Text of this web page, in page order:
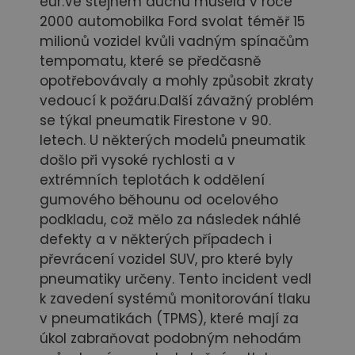
2000 automobilka Ford svolat téměř 15
milionů vozidel kvůli vadným spínačům
tempomatu, které se předčasně
opotřebovávaly a mohly způsobit zkraty
vedoucí k požáru.Další závažný problém
se týkal pneumatik Firestone v 90.
letech. U některých modelů pneumatik
došlo při vysoké rychlosti a v
extrémních teplotách k oddělení
gumového běhounu od ocelového
podkladu, což mělo za následek náhlé
defekty a v některých případech i
převrácení vozidel SUV, pro které byly
pneumatiky určeny. Tento incident vedl
k zavedení systémů monitorování tlaku
v pneumatikách (TPMS), které mají za
úkol zabraňovat podobným nehodám